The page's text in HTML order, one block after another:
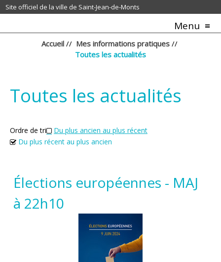
Site officiel de la ville de Saint-Jean-de-Monts
Menu
Accueil // Mes informations pratiques //
Toutes les actualités
Toutes les actualités
Ordre de tri
Du plus ancien au plus récent
Du plus récent au plus ancien
Élections européennes - MAJ
à 22h10